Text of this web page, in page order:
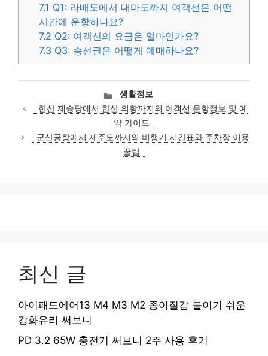
7.1 Q1: 라배도에서 대마도까지 여객선은 어떤
시간에 운항하나요?
7.2 Q2: 여객선의 요금은 얼마인가요?
7.3 Q3: 승선권은 어떻게 예매하나요?
카
테
고
리
생활정보
한산 제승당에서 한산 의항까지의 여객선 운항정보 및 예
약 가이드
군산공항에서 제주도까지의 비행기 시간표와 주차장 이용
꿀팁
최신 글
아이패드에어13 M4 M3 M2 종이질감 붙이기 쉬운
강화유리 써보니
PD 3.2 65W 충전기 써보니 2주 사용 후기